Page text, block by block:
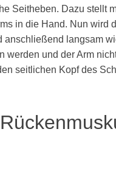
Seitheben. Dazu stellt
in die Hand. Nun wird
anschließend langsam
werden und der Arm
seitlichen Kopf des